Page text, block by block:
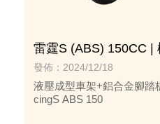
雷霆S (ABS) 150CC |
車出租推薦
發佈：2024/12/18
液壓成型車架+鋁合金腳踏
cingS ABS 150